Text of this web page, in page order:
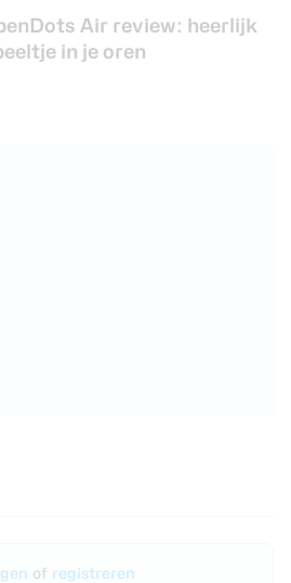
Air review: heerlijk
in je oren
of registreren